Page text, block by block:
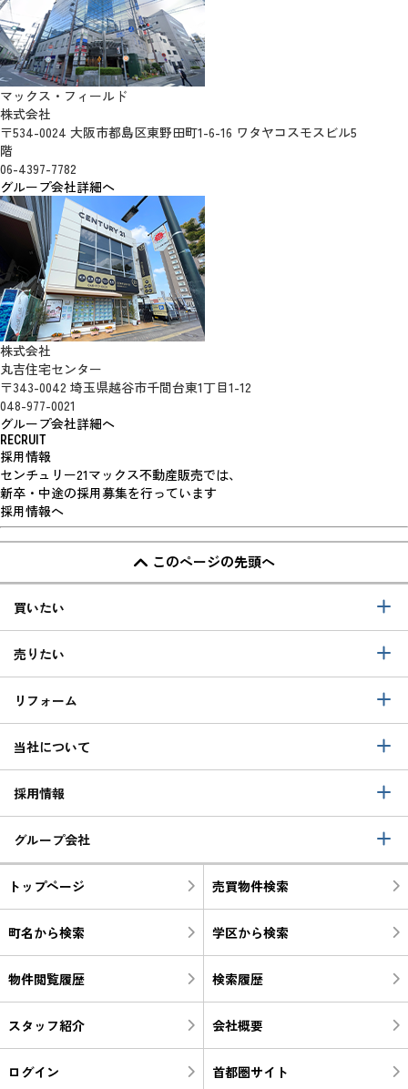
マックス・フィールド
株式会社
〒534-0024 大阪市都島区東野田町1-6-16 ワタヤコスモスビル5
階
06-4397-7782
グループ会社詳細へ
株式会社
丸吉住宅センター
〒343-0042 埼玉県越谷市千間台東1丁目1-12
048-977-0021
グループ会社詳細へ
RECRUIT
採用情報
センチュリー21マックス不動産販売では、
新卒・中途の採用募集を行っています
採用情報へ
このページの先頭へ
買いたい
売りたい
リフォーム
当社について
採用情報
グループ会社
トップページ 売買物件検索
町名から検索 学区から検索
物件閲覧履歴 検索履歴
スタッフ紹介 会社概要
ログイン 首都圏サイト